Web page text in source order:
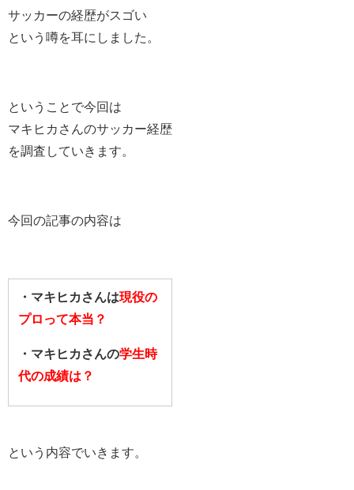
サッカーの経歴がスゴい
という噂を耳にしました。
ということで今回は
マキヒカさんのサッカー経歴
を調査していきます。
今回の記事の内容は
・マキヒカさんは現役の
プロって本当？
・マキヒカさんの学生時
代の成績は？
という内容でいきます。